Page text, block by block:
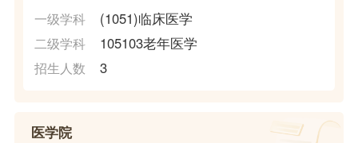
一级学科 (1051)临床医学
二级学科 105103老年医学
招生人数 3
医学院